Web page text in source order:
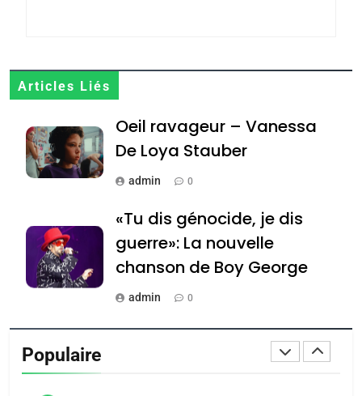
Articles Liés
Oeil ravageur – Vanessa
De Loya Stauber
admin 0
«Tu dis génocide, je dis
guerre»: La nouvelle
chanson de Boy George
admin 0
Tout sur la Nostalgie
Populaire
8
Tafraout, le miel de Tadla
Azilal consacrés produits
du terroir
DAFINA MAROC
Oeil ravageur – Vanessa
De Loya Stauber
ISRAÉL
guerre»: La nouvelle
chanson de Boy George